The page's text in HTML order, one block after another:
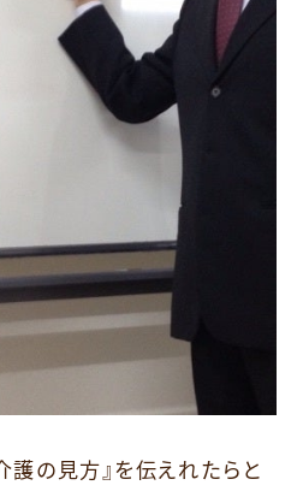
護の見方』を伝えれたらと